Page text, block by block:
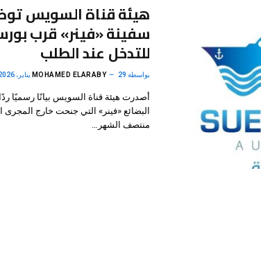
هيئة قناة السويس
سفينة «فينر» قرب
للتدخل عند الطلب
بواسطة MOHAMED ELARABY 29 يناير، 2026
أصدرت هيئة قناة السويس بيانًا رسميًا
البضائع «فينر» التي جنحت خارج
منتصف الشهر…